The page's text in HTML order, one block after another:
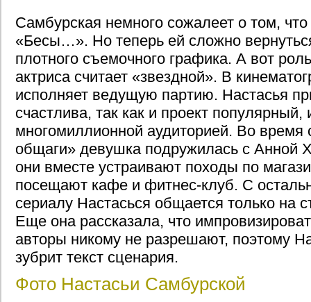
Самбурская немного сожалеет о том, что
«Бесы…». Но теперь ей сложно
плотного съемочного графика. А вот
актриса считает «звездной». В
исполняет ведущую партию. Настасья
счастлива, так как и проект популярный,
многомиллионной аудиторией. Во
общаги» девушка подружилась с Анной
они вместе устраивают походы по
посещают кафе и фитнес-клуб. С
сериалу Настасься общается только на
Еще она рассказала, что
авторы никому не разрешают, поэтому
зубрит текст сценария.
Фото Настасьи Самбурской